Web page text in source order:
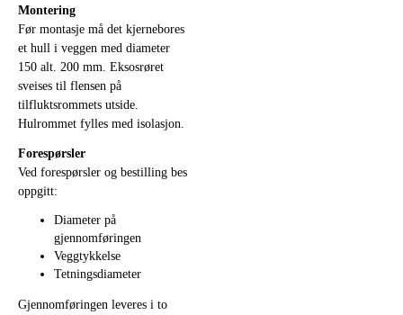
Montering
Før montasje må det kjernebores
et hull i veggen med diameter
150 alt. 200 mm. Eksosrøret
sveises til flensen på
tilfluktsrommets utside.
Hulrommet fylles med isolasjon.
Forespørsler
Ved forespørsler og bestilling bes
oppgitt:
Diameter på
gjennomføringen
Veggtykkelse
Tetningsdiameter
Gjennomføringen leveres i to